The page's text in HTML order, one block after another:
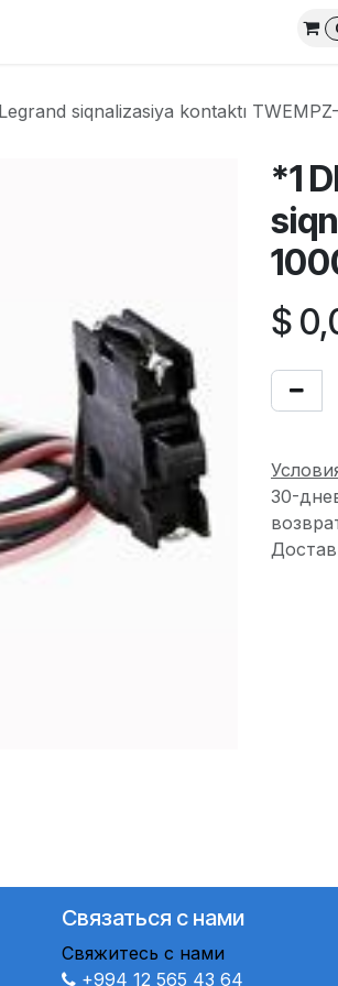
siqnalizasiya kontaktı
*1
$
30-
Связаться с нами
Свяжитесь с нами
+994 12 565 43 64